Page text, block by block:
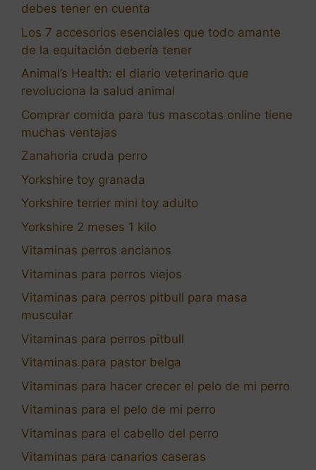
debes tener en cuenta
Los 7 accesorios esenciales que todo amante
de la equitación debería tener
Animal’s Health: el diario veterinario que
revoluciona la salud animal
Comprar comida para tus mascotas online tiene
muchas ventajas
Zanahoria cruda perro
Yorkshire toy granada
Yorkshire terrier mini toy adulto
Yorkshire 2 meses 1 kilo
Vitaminas perros ancianos
Vitaminas para perros viejos
Vitaminas para perros pitbull para masa
muscular
Vitaminas para perros pitbull
Vitaminas para pastor belga
Vitaminas para hacer crecer el pelo de mi perro
Vitaminas para el pelo de mi perro
Vitaminas para el cabello del perro
Vitaminas para canarios caseras